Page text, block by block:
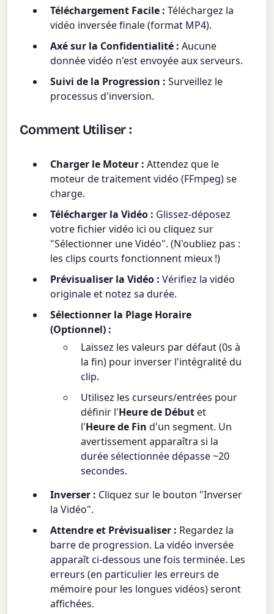
Téléchargement Facile : Téléchargez la
vidéo inversée finale (format MP4).
Axé sur la Confidentialité : Aucune
donnée vidéo n'est envoyée aux serveurs.
Suivi de la Progression : Surveillez le
processus d'inversion.
Comment Utiliser :
Charger le Moteur : Attendez que le
moteur de traitement vidéo (FFmpeg) se
charge.
Télécharger la Vidéo : Glissez-déposez
votre fichier vidéo ici ou cliquez sur
"Sélectionner une Vidéo". (N'oubliez pas :
les clips courts fonctionnent mieux !)
Prévisualiser la Vidéo : Vérifiez la vidéo
originale et notez sa durée.
Sélectionner la Plage Horaire
(Optionnel) :
Laissez les valeurs par défaut (0s à
la fin) pour inverser l'intégralité du
clip.
Utilisez les curseurs/entrées pour
définir l'Heure de Débutet
l'Heure de Fin d'un segment. Un
avertissement apparaîtra si la
durée sélectionnée dépasse ~20
secondes.
Inverser : Cliquez sur le bouton "Inverser
la Vidéo".
Attendre et Prévisualiser : Regardez la
barre de progression. La vidéo inversée
apparaît ci-dessous une fois terminée. Les
erreurs (en particulier les erreurs de
mémoire pour les longues vidéos) seront
affichées.